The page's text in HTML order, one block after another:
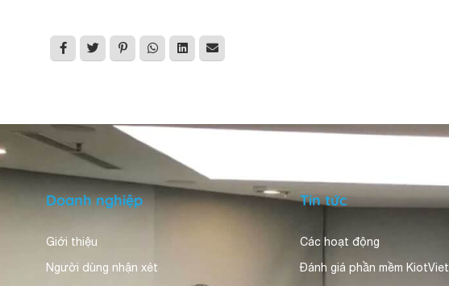
Doanh nghiệp
Giới thiệu
Người dùng nhận xét
Tin tức
Các hoạt động
Đánh giá phần mềm KiotViet